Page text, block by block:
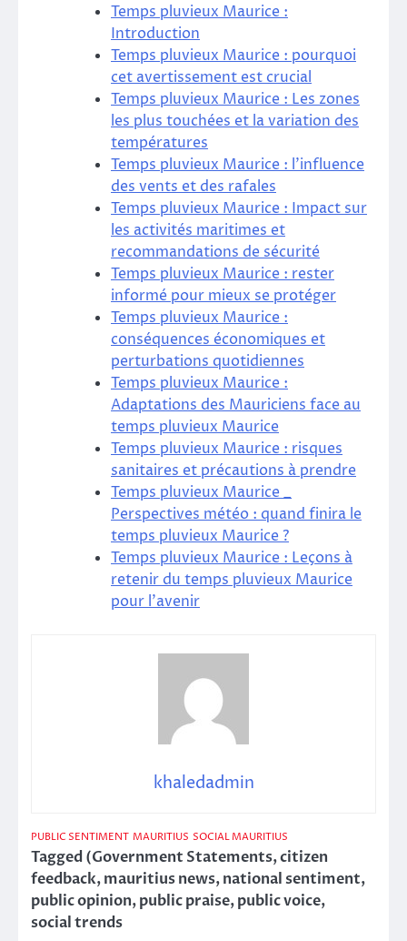
Temps pluvieux Maurice :
Introduction
Temps pluvieux Maurice : pourquoi
cet avertissement est crucial
Temps pluvieux Maurice : Les zones
les plus touchées et la variation des
températures
Temps pluvieux Maurice : l’influence
des vents et des rafales
Temps pluvieux Maurice : Impact sur
les activités maritimes et
recommandations de sécurité
Temps pluvieux Maurice : rester
informé pour mieux se protéger
Temps pluvieux Maurice :
conséquences économiques et
perturbations quotidiennes
Temps pluvieux Maurice :
Adaptations des Mauriciens face au
temps pluvieux Maurice
Temps pluvieux Maurice : risques
sanitaires et précautions à prendre
Temps pluvieux Maurice _
Perspectives météo : quand finira le
temps pluvieux Maurice ?
Temps pluvieux Maurice : Leçons à
retenir du temps pluvieux Maurice
pour l’avenir
khaledadmin
PUBLIC SENTIMENT MAURITIUS SOCIAL MAURITIUS
Tagged(Government Statements,citizen
feedback,mauritius news,national sentiment,
public opinion,public praise,public voice,
social trends